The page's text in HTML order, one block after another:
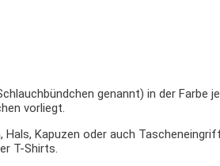
genannt) in der
vorliegt.
Kapuzen oder auch
T-Shirts.